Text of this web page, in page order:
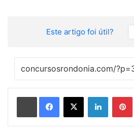
Este artigo foi útil?
Linkedin